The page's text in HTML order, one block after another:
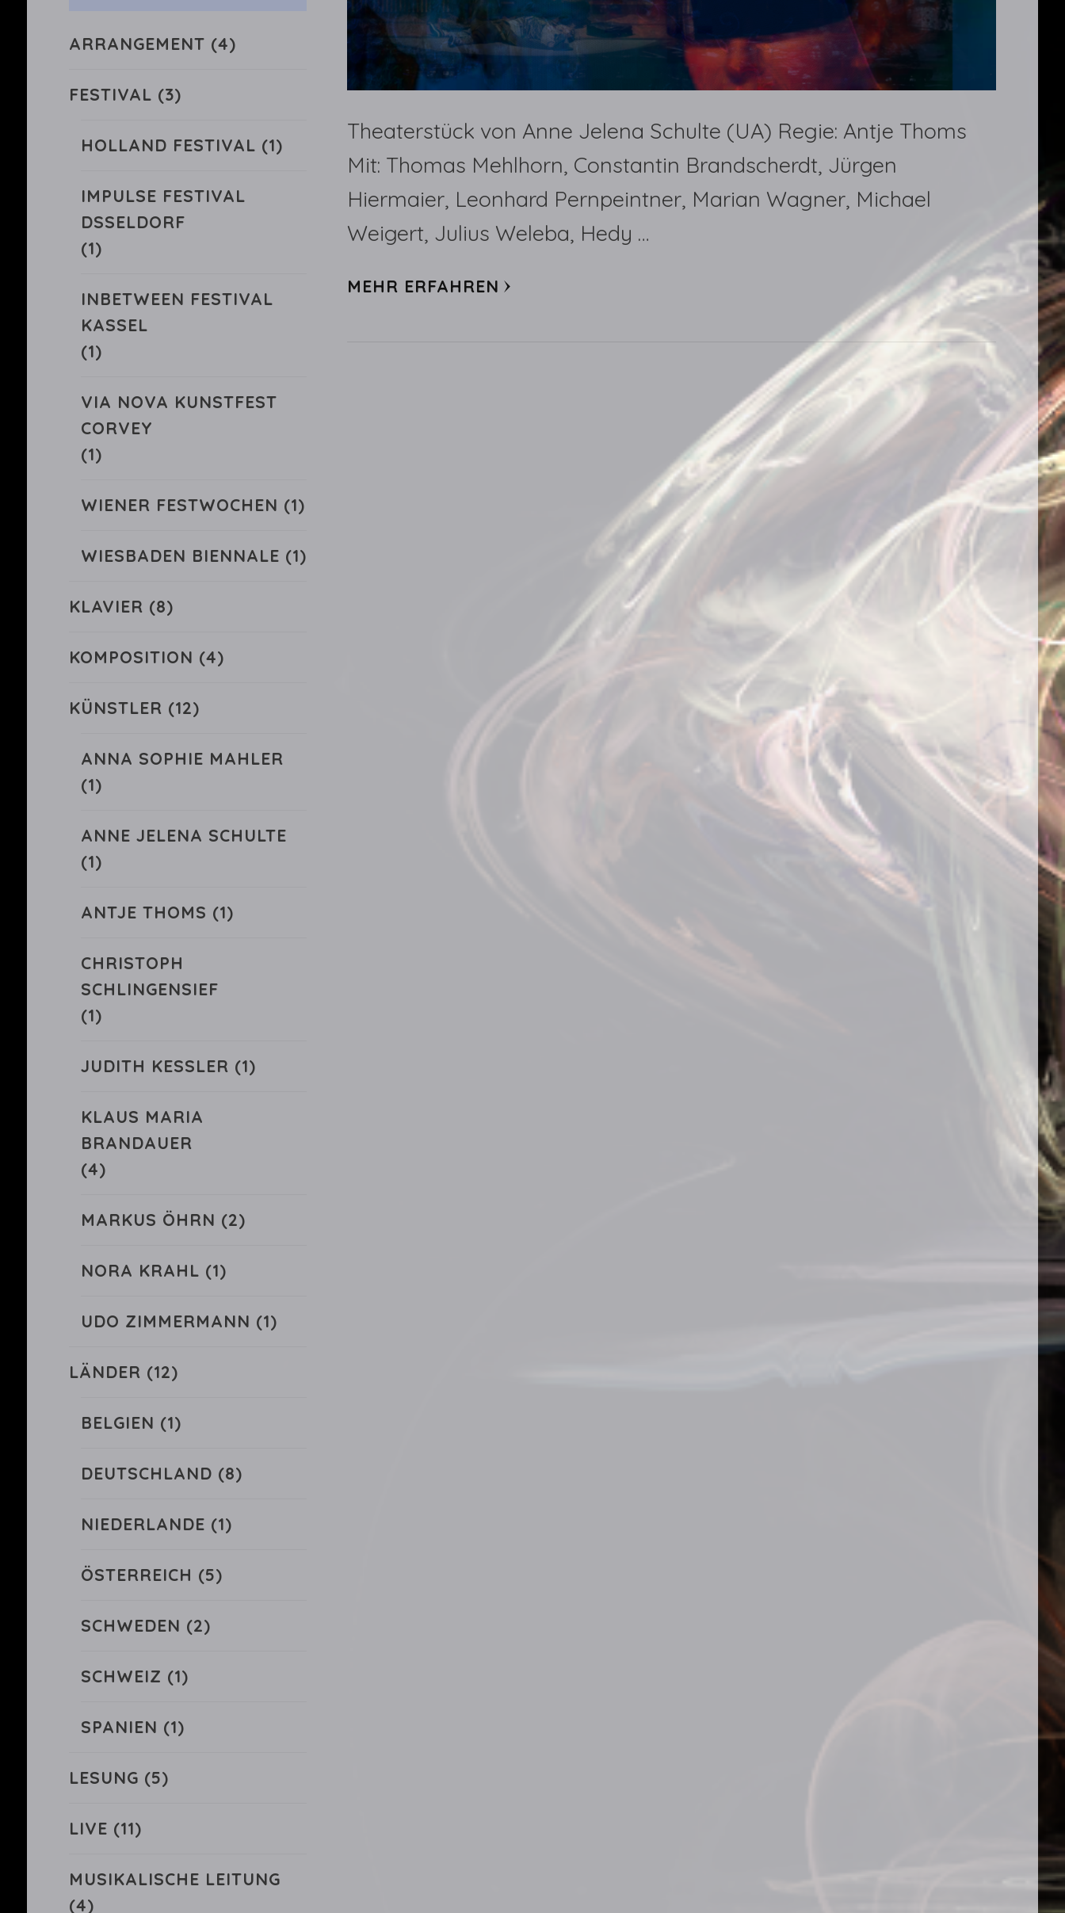
Theaterstück von Anne Jelena Schulte (UA) Regie: Antje Thoms
Mit: Thomas Mehlhorn, Constantin Brandscherdt, Jürgen
Hiermaier, Leonhard Pernpeintner, Marian Wagner, Michael
Weigert, Julius Weleba, Hedy …
MEHR ERFAHREN
ARRANGEMENT (4)
FESTIVAL (3)
HOLLAND FESTIVAL (1)
IMPULSE FESTIVAL
DSSELDORF
(1)
INBETWEEN FESTIVAL
KASSEL
(1)
VIA NOVA KUNSTFEST
CORVEY
(1)
WIENER FESTWOCHEN (1)
WIESBADEN BIENNALE (1)
KLAVIER (8)
KOMPOSITION (4)
KÜNSTLER (12)
ANNA SOPHIE MAHLER
(1)
ANNE JELENA SCHULTE
(1)
ANTJE THOMS (1)
CHRISTOPH
SCHLINGENSIEF
(1)
JUDITH KESSLER (1)
KLAUS MARIA
BRANDAUER
(4)
MARKUS ÖHRN (2)
NORA KRAHL (1)
UDO ZIMMERMANN (1)
LÄNDER (12)
BELGIEN (1)
DEUTSCHLAND (8)
NIEDERLANDE (1)
ÖSTERREICH (5)
SCHWEDEN (2)
SCHWEIZ (1)
SPANIEN (1)
LESUNG (5)
LIVE (11)
MUSIKALISCHE LEITUNG
(4)